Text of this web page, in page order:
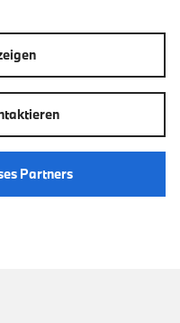
Partners